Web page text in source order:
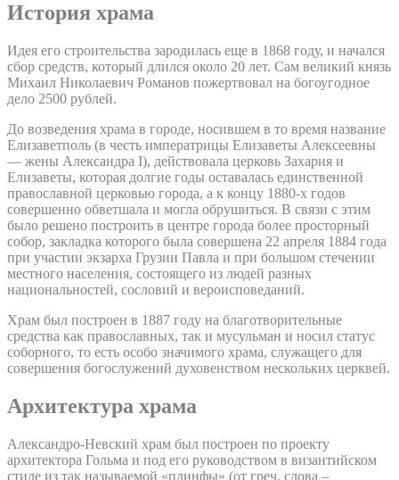
История храма
Идея его строительства зародилась еще в 1868 году, и начался
сбор средств, который длился около 20 лет. Сам великий князь
Михаил Николаевич Романов пожертвовал на богоугодное
дело 2500 рублей.
До возведения храма в городе, носившем в то время название
Елизаветполь (в честь императрицы Елизаветы Алексеевны
— жены Александра I), действовала церковь Захария и
Елизаветы, которая долгие годы оставалась единственной
православной церковью города, а к концу 1880-х годов
совершенно обветшала и могла обрушиться. В связи с этим
было решено построить в центре города более просторный
собор, закладка которого была совершена 22 апреля 1884 года
при участии экзарха Грузии Павла и при большом стечении
местного населения, состоящего из людей разных
национальностей, сословий и вероисповеданий.
Храм был построен в 1887 году на благотворительные
средства как православных, так и мусульман и носил статус
соборного, то есть особо значимого храма, служащего для
совершения богослужений духовенством нескольких церквей.
Архитектура храма
Александро-Невский храм был построен по проекту
архитектора Гольма и под его руководством в византийском
стиле из так называемой «плинфы» (от греч. слова –